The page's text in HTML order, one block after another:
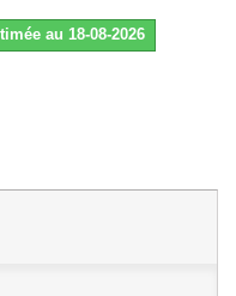
au 18-08-2026